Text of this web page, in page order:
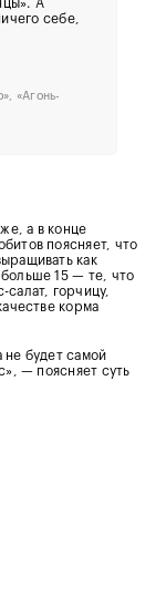
А
себе,
«Агонь-
а в конце
поясняет, что
как
15 — те, что
горчицу,
корма
не будет самой
— поясняет суть